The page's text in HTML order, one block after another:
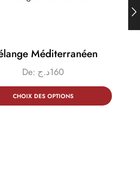
Méditerranéen
De: 160د.ج
CHOIX DES OPTIONS